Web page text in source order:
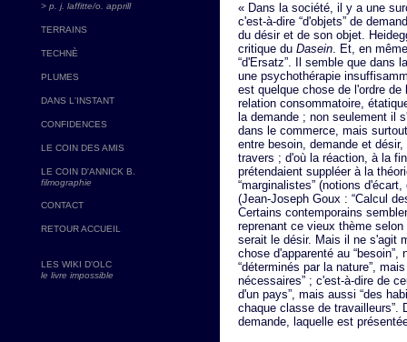
> p. j. laffitte/o. apprill
TERRAINS
TECHNÈ
PLUMES
DANS L'INSTANT
CONFIDENCES
LE COIN DES AMIS
LE COIN D'ANNICK B.
filmographie
CONTACT
RETOUR ACCUEIL
LES WIKI D'OLC
le livre impossible
« Dans la société, il y a une
c'est-à-dire “d'objets” de
du désir et de son objet.
critique du Dasein. Et, en
“d'Ersatz”. Il semble que dans
une psychothérapie
est quelque chose de l'ordre
relation consommatoire,
la demande ; non seulement il
dans le commerce, mais
entre besoin, demande et
travers ; d'où la réaction, à la
prétendaient suppléer à la
“marginalistes” (notions
(Jean-Joseph Goux : “Calcul
Certains contemporains
reprenant ce vieux thème
serait le désir. Mais il ne s'agit
chose d'apparenté au
“déterminés par la nature”,
nécessaires” ; c'est-à-dire de
d'un pays”, mais aussi “des
chaque classe de travailleurs”.
demande, laquelle est